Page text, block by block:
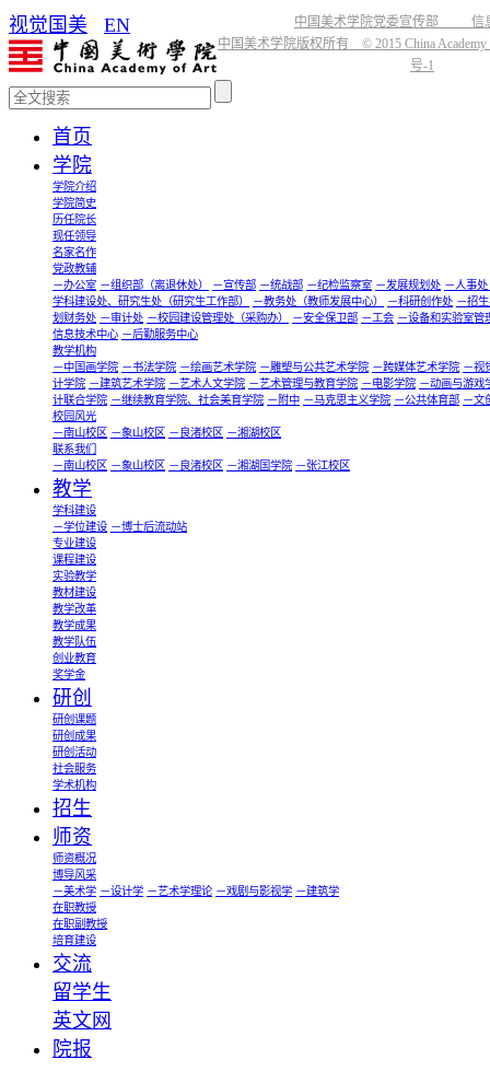
视觉国美 EN
首页
学院
学院介绍
学院简史
历任院长
现任领导
名家名作
党政教辅
－办公室 －组织部（离退休处） －宣传部 －统战部 －纪检监察室 －发展规划处 －人事
学科建设处、研究生处（研究生工作部）
－教务处（教师发展中心） －科研创作处 －招
划财务处 －审计处 －校园建设管理处（采购办） －安全保卫部 －工会 －设备和实验室管
信息技术中心 －后勤服务中心
教学机构
－中国画学院 －书法学院 －绘画艺术学院 －雕塑与公共艺术学院 －跨媒体艺术学院 －视
计学院 －建筑艺术学院 －艺术人文学院 －艺术管理与教育学院 －电影学院 －动画与游戏
计联合学院 －继续教育学院、社会美育学院 －附中 －马克思主义学院 －公共体育部 －文
校园风光
－南山校区 －象山校区 －良渚校区 －湘湖校区
联系我们
－南山校区 －象山校区 －良渚校区 －湘湖国学院 －张江校区
教学
学科建设
－学位建设 －博士后流动站
专业建设
课程建设
实验教学
教材建设
教学改革
教学成果
教学队伍
创业教育
奖学金
研创
研创课题
研创成果
研创活动
社会服务
学术机构
招生
师资
师资概况
博导风采
－美术学 －设计学 －艺术学理论 －戏剧与影视学 －建筑学
在职教授
在职副教授
培育建设
交流
留学生
英文网
院报
中国美术学院党委宣传部 信
中国美术学院版权所有 © 2015 China
号-1